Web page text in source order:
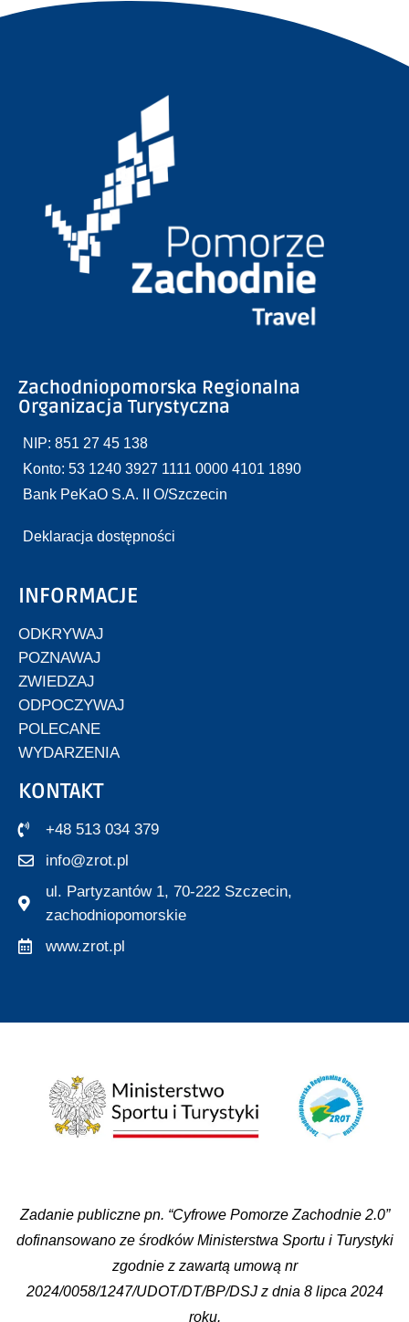
Zachodniopomorska Regionalna
Organizacja Turystyczna
NIP: 851 27 45 138
Konto: 53 1240 3927 1111 0000 4101 1890
Bank PeKaO S.A. II O/Szczecin
Deklaracja dostępności
INFORMACJE
ODKRYWAJ
POZNAWAJ
ZWIEDZAJ
ODPOCZYWAJ
POLECANE
WYDARZENIA
KONTAKT
+48 513 034 379
info@zrot.pl
ul. Partyzantów 1, 70-222 Szczecin,
zachodniopomorskie
www.zrot.pl
Zadanie publiczne pn. “Cyfrowe Pomorze Zachodnie 2.0”
dofinansowano ze środków Ministerstwa Sportu i Turystyki
zgodnie z zawartą umową nr
2024/0058/1247/UDOT/DT/BP/DSJ z dnia 8 lipca 2024
roku.